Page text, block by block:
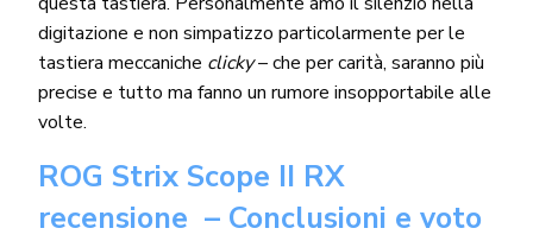
digitazione e non simpatizzo particolarmente per le
tastiera meccaniche clicky– che per carità, saranno più
precise e tutto ma fanno un rumore insopportabile alle
volte.
ROG Strix Scope II RX
recensione – Conclusioni e voto